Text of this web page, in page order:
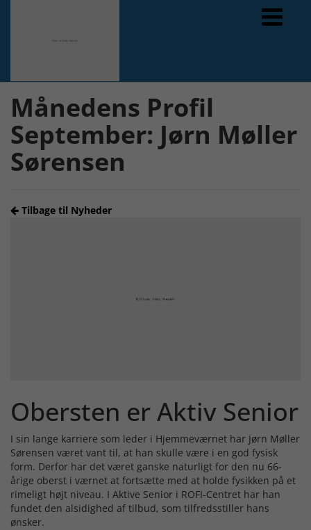
Månedens Profil
September: Jørn Møller
Sørensen
Tilbage til Nyheder
Obersten er Aktiv Senior
I sin lange karriere som leder i Hjemmeværnet har Jørn Møller
Sørensen været vant til, at han skulle være i en god fysisk
form. Derfor har det været ganske naturligt for den nu 66-
årige oberst i værnet at fortsætte med at holde fysikken på et
rimeligt højt niveau. I Aktive Senior i ROFI-Centret har han
fundet den alsidighed af tilbud, som tilfredsstiller hans
ønsker.